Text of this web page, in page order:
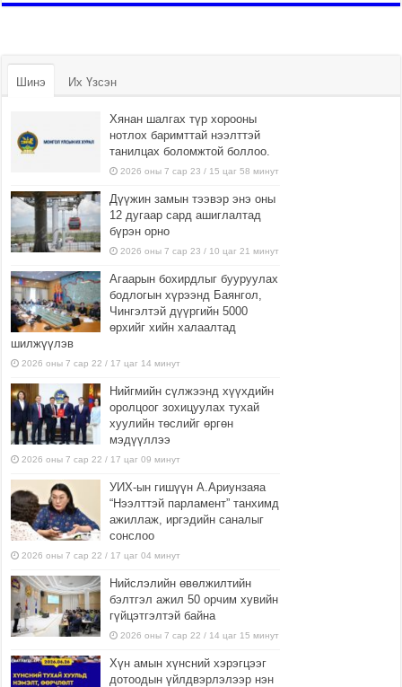
Шинэ Их Үзсэн
Хянан шалгах түр хорооны
нотлох баримттай нээлттэй
танилцах боломжтой боллоо.
2026 оны 7 сар 23 / 15 цаг 58 минут
Дүүжин замын тээвэр энэ оны
12 дугаар сард ашиглалтад
бүрэн орно
2026 оны 7 сар 23 / 10 цаг 21 минут
Агаарын бохирдлыг бууруулах
бодлогын хүрээнд Баянгол,
Чингэлтэй дүүргийн 5000
өрхийг хийн халаалтад
шилжүүлэв
2026 оны 7 сар 22 / 17 цаг 14 минут
Нийгмийн сүлжээнд хүүхдийн
оролцоог зохицуулах тухай
хуулийн төслийг өргөн
мэдүүллээ
2026 оны 7 сар 22 / 17 цаг 09 минут
УИХ-ын гишүүн А.Ариунзаяа
“Нээлттэй парламент” танхимд
ажиллаж, иргэдийн саналыг
сонслоо
2026 оны 7 сар 22 / 17 цаг 04 минут
Нийслэлийн өвөлжилтийн
бэлтгэл ажил 50 орчим хувийн
гүйцэтгэлтэй байна
2026 оны 7 сар 22 / 14 цаг 15 минут
Хүн амын хүнсний хэрэгцээг
дотоодын үйлдвэрлэлээр нэн